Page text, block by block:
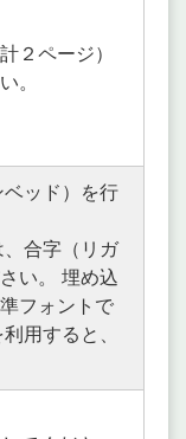
２ページ）
。
ベッド）を行
、合字（リガ
い。 埋め込
フォントで
用すると、